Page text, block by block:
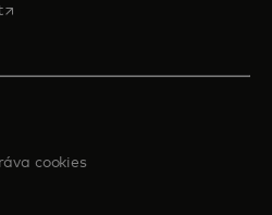
opens in a new tab
cookies